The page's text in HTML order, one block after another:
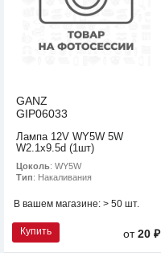
GANZ
GIP06033
Лампа 12V WY5W 5W
W2.1x9.5d (1шт)
Цоколь: WY5W
Тип: Накаливания
В вашем магазине: > 50 шт.
Купить от20 ₽